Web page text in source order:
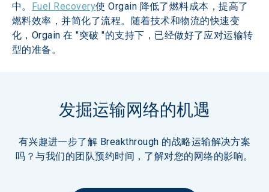
中。 Fuel Recovery使 Orgain 降低了燃料成本，提高了
燃料效率，并简化了流程。随着技术和物流的快速变
化，Orgain 在 "突破 "的支持下，已经做好了应对运输转
型的准备。
发掘运输网络的机遇
有兴趣进一步了解 Breakthrough 的战略运输解决方案
吗？与我们的团队预约时间，了解对您的网络的影响。